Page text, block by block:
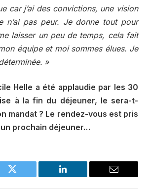
car j’ai des convictions, une vision
n’ai pas peur. Je donne tout pour
laisser un peu de temps, cela fait
équipe et moi sommes élues. Je
»
Helle a été applaudie par les 30
à la fin du déjeuner, le sera-t-
mandat ? Le rendez-vous est pris
prochain déjeuner…
Twitter LinkedIn Email